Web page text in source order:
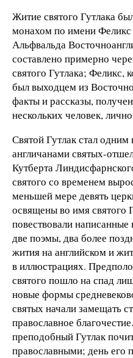
Житие святого Гутлака
монахом по имени Феликс
Альфвальда
составлено примерно
святого Гутлака; Феликс,
был выходцем из
факты и рассказы,
нескольких человек,
Святой Гутлак стал
англичанами святых-
Кутберта
святого со временем
меньшей мере девять
освящены во имя святого
повествовали
две поэмы, два более
жития на английском и
в иллюстрациях.
святого пошло на спад
новые формы
святых начали замещать
православное
преподобный Гутлак
православными; день его